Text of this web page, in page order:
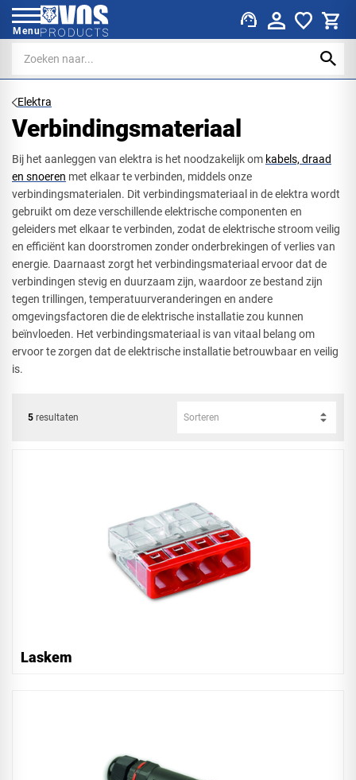
Menu support_agent
Elektra
Verbindingsmateriaal
Bij het aanleggen van elektra is het noodzakelijk om kabels, draad
en snoeren met elkaar te verbinden, middels onze
verbindingsmaterialen. Dit verbindingsmateriaal in de elektra wordt
gebruikt om deze verschillende elektrische componenten en
geleiders met elkaar te verbinden, zodat de elektrische stroom veilig
en efficiënt kan doorstromen zonder onderbrekingen of verlies van
energie. Daarnaast zorgt het verbindingsmateriaal ervoor dat de
verbindingen stevig en duurzaam zijn, waardoor ze bestand zijn
tegen trillingen, temperatuurveranderingen en andere
omgevingsfactoren die de elektrische installatie zou kunnen
beïnvloeden. Het verbindingsmateriaal is van vitaal belang om
ervoor te zorgen dat de elektrische installatie betrouwbaar en veilig
is.
5 resultaten Sorteren
Laskem